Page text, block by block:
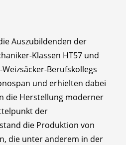
Auszubildenden der
Klassen HT57 und
Berufskollegs
und erhielten dabei
die Herstellung moderner
der
die Produktion von
die unter anderem in der